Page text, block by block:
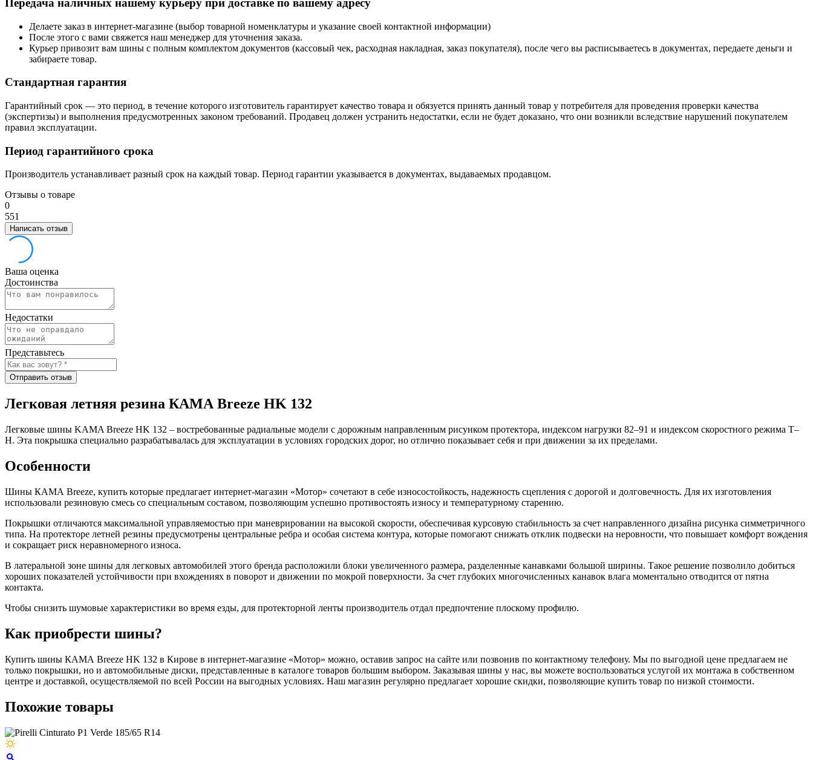
Передача наличных нашему курьеру при доставке по вашему адресу
Делаете заказ в интернет-магазине (выбор товарной номенклатуры и указание своей контактной информации)
После этого с вами свяжется наш менеджер для уточнения заказа.
Курьер привозит вам шины с полным комплектом документов (кассовый чек, расходная накладная, заказ покупателя), после чего вы расписываетесь в документах, передаете деньги и
забираете товар.
Стандартная гарантия
Гарантийный срок — это период, в течение которого изготовитель гарантирует качество товара и обязуется принять данный товар у потребителя для проведения проверки качества
(экспертизы) и выполнения предусмотренных законом требований. Продавец должен устранить недостатки, если не будет доказано, что они возникли вследствие нарушений покупателем
правил эксплуатации.
Период гарантийного срока
Производитель устанавливает разный срок на каждый товар. Период гарантии указывается в документах, выдаваемых продавцом.
Отзывы о товаре
0
551
Написать отзыв
Ваша оценка
Достоинства
Недостатки
Представьтесь
Отправить отзыв
Легковая летняя резина КАМА Breeze HK 132
Легковые шины KAMA Breeze HK 132 – востребованные радиальные модели с дорожным направленным рисунком протектора, индексом нагрузки 82–91 и индексом скоростного режима Т–
Н. Эта покрышка специально разрабатывалась для эксплуатации в условиях городских дорог, но отлично показывает себя и при движении за их пределами.
Особенности
Шины КАМА Breeze, купить которые предлагает интернет-магазин «Мотор» сочетают в себе износостойкость, надежность сцепления с дорогой и долговечность. Для их изготовления
использовали резиновую смесь со специальным составом, позволяющим успешно противостоять износу и температурному старению.
Покрышки отличаются максимальной управляемостью при маневрировании на высокой скорости, обеспечивая курсовую стабильность за счет направленного дизайна рисунка симметричного
типа. На протекторе летней резины предусмотрены центральные ребра и особая система контура, которые помогают снижать отклик подвески на неровности, что повышает комфорт вождения
и сокращает риск неравномерного износа.
В латеральной зоне шины для легковых автомобилей этого бренда расположили блоки увеличенного размера, разделенные канавками большой ширины. Такое решение позволило добиться
хороших показателей устойчивости при вхождениях в поворот и движении по мокрой поверхности. За счет глубоких многочисленных канавок влага моментально отводится от пятна
контакта.
Чтобы снизить шумовые характеристики во время езды, для протекторной ленты производитель отдал предпочтение плоскому профилю.
Как приобрести шины?
Купить шины КАМА Breeze HK 132 в Кирове в интернет-магазине «Мотор» можно, оставив запрос на сайте или позвонив по контактному телефону. Мы по выгодной цене предлагаем не
только покрышки, но и автомобильные диски, представленные в каталоге товаров большим выбором. Заказывая шины у нас, вы можете воспользоваться услугой их монтажа в собственном
центре и доставкой, осуществляемой по всей России на выгодных условиях. Наш магазин регулярно предлагает хорошие скидки, позволяющие купить товар по низкой стоимости.
Похожие товары